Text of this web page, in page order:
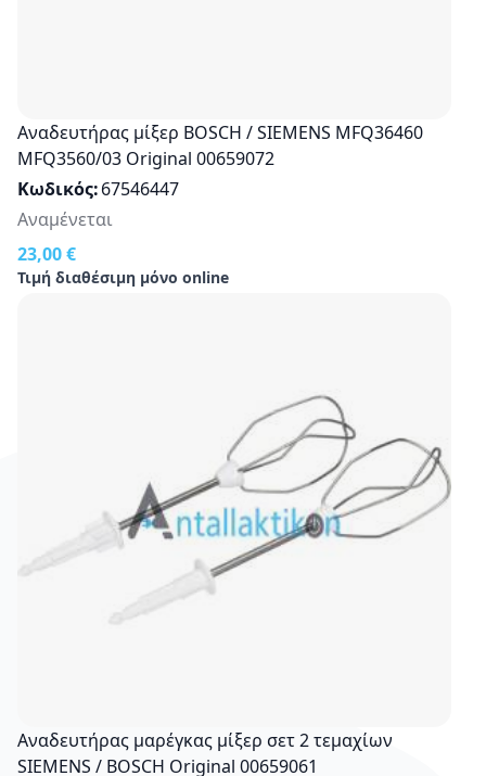
Αναδευτήρας μίξερ BOSCH / SIEMENS MFQ36460
MFQ3560/03 Original 00659072
Κωδικός 67546447
23,00 €
Τιμή διαθέσιμη μόνο online
Αναμένεται
Αναδευτήρας μαρέγκας μίξερ σετ 2 τεμαχίων
SIEMENS / BOSCH Original 00659061